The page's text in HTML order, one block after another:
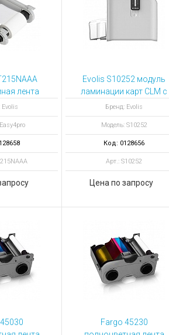
лента
1000
Evolis
Evolis S10252 модуль
ламинации карт CLM с
LCD для принтера
Primacy 2
Бренд: Evolis
Модель: S10252
Код: 0128656
Арт.: S10252
Цена по запросу
Fargo 45230